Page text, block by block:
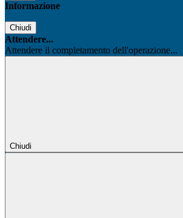
Informazione
Chiudi
Attendere...
Attendere il completamento dell'operazione...
Chiudi